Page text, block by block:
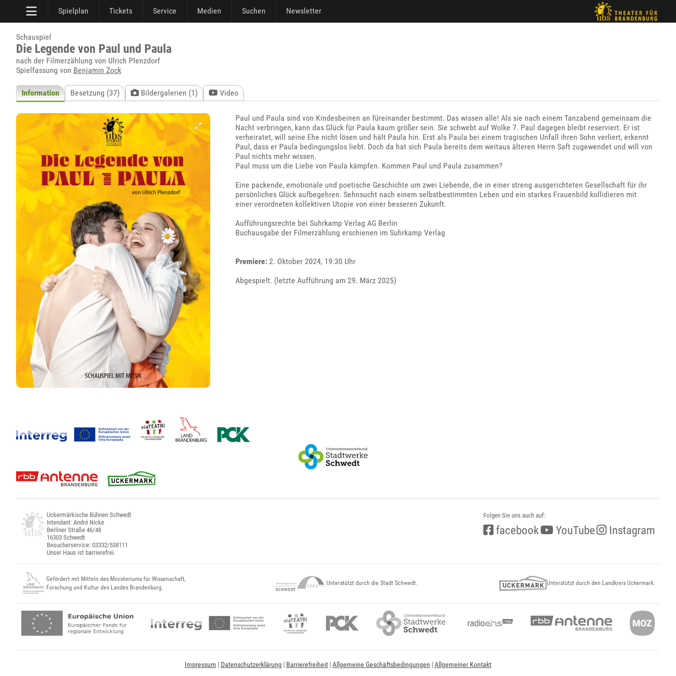
Spielplan Tickets Service Medien Suchen Newsletter
Schauspiel
Die Legende von Paul und Paula
nach der Filmerzählung von Ulrich Plenzdorf
Spielfassung von Benjamin Zock
Information Besetzung (37) Bildergalerien (1) Video
Paul und Paula sind von Kindesbeinen an füreinander bestimmt. Das wissen alle! Als sie nach einem Tanzabend gemeinsam die
Nacht verbringen, kann das Glück für Paula kaum größer sein. Sie schwebt auf Wolke 7. Paul dagegen bleibt reserviert. Er ist
verheiratet, will seine Ehe nicht lösen und hält Paula hin. Erst als Paula bei einem tragischen Unfall ihren Sohn verliert, erkennt
Paul, dass er Paula bedingungslos liebt. Doch da hat sich Paula bereits dem weitaus älteren Herrn Saft zugewendet und will von
Paul nichts mehr wissen.
Paul muss um die Liebe von Paula kämpfen. Kommen Paul und Paula zusammen?
Eine packende, emotionale und poetische Geschichte um zwei Liebende, die in einer streng ausgerichteten Gesellschaft für ihr
persönliches Glück aufbegehren. Sehnsucht nach einem selbstbestimmten Leben und ein starkes Frauenbild kollidieren mit
einer verordneten kollektiven Utopie von einer besseren Zukunft.
Aufführungsrechte bei Suhrkamp Verlag AG Berlin
Buchausgabe der Filmerzählung erschienen im Suhrkamp Verlag
Premiere: 2. Oktober 2024, 19:30 Uhr
Abgespielt. (letzte Aufführung am 29. März 2025)
Uckermärkische Bühnen Schwedt
Intendant: André Nicke
Berliner Straße 46/48
16303 Schwedt
Besucherservice: 03332/538111
Unser Haus ist barrierefrei.
Folgen Sie uns auch auf:
facebook YouTube Instagram
Gefördert mit Mitteln des Ministeriums für Wissenschaft,
Forschung und Kultur des Landes Brandenburg.
Unterstützt durch die Stadt Schwedt. Unterstützt durch den Landkreis Uckermark.
Impressum | Datenschutzerklärung | Barrierefreiheit |Allgemeine Geschäftsbedingungen |Allgemeiner Kontakt